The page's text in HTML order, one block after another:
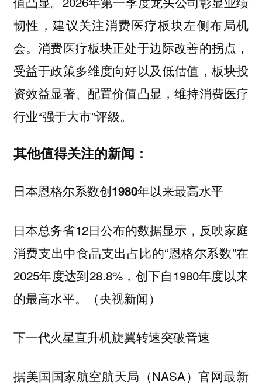
韧性，建议关注消费医疗板块左侧布局机
会。消费医疗板块正处于边际改善的拐点，
受益于政策多维度向好以及低估值，板块投
资效益显著、配置价值凸显，维持消费医疗
行业“强于大市”评级。
其他值得关注的新闻：
日本恩格尔系数创1980年以来最高水平
日本总务省12日公布的数据显示，反映家庭
消费支出中食品支出占比的“恩格尔系数”在
2025年度达到28.8%，创下自1980年度以来
的最高水平。（央视新闻）
下一代火星直升机旋翼转速突破音速
据美国国家航空航天局（NASA）官网最新